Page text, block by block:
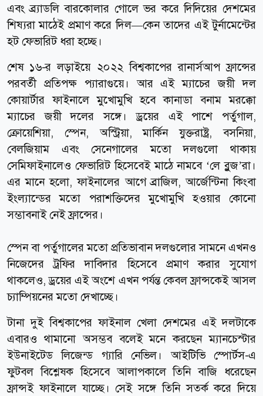
এবং ব্র্যাডলি বারকোলার গোলে ভর করে দিদিয়ের দেশমের
শিষ্যরা মাঠেই প্রমাণ করে দিল—কেন তাদের এই টুর্নামেন্টের
হট ফেভারিট ধরা হচ্ছে।
শেষ ১৬-র লড়াইয়ে ২০২২ বিশ্বকাপের রানার্সআপ ফ্রান্সের
পরবর্তী প্রতিপক্ষ প্যারাগুয়ে। আর এই ম্যাচের জয়ী দল
কোয়ার্টার ফাইনালে মুখোমুখি হবে কানাডা বনাম মরক্কো
ম্যাচের জয়ী দলের সঙ্গে। ড্রয়ের এই পাশে পর্তুগাল,
ক্রোয়েশিয়া, স্পেন, অস্ট্রিয়া, মার্কিন যুক্তরাষ্ট্র, বসনিয়া,
বেলজিয়াম এবং সেনেগালের মতো দলগুলো থাকায়
সেমিফাইনালেও ফেভারিট হিসেবেই মাঠে নামবে ‘লে ব্লুজ’রা।
এর মানে হলো, ফাইনালের আগে ব্রাজিল, আর্জেন্টিনা কিংবা
ইংল্যান্ডের মতো পরাশক্তিদের মুখোমুখি হওয়ার কোনো
সম্ভাবনাই নেই ফ্রান্সের।
স্পেন বা পর্তুগালের মতো প্রতিভাবান দলগুলোর সামনে এখনও
নিজেদের ট্রফির দাবিদার হিসেবে প্রমাণ করার সুযোগ
থাকলেও, ড্রয়ের এই অংশে এখন পর্যন্ত কেবল ফ্রান্সকেই আসল
চ্যাম্পিয়নের মতো দেখাচ্ছে।
টানা দুই বিশ্বকাপের ফাইনাল খেলা দেশমের এই দলটাকে
এবারও থামানো অসম্ভব বলেই মনে করছেন ম্যানচেস্টার
ইউনাইটেড লিজেন্ড গ্যারি নেভিল। আইটিভি স্পোর্টস-এ
ফুটবল বিশ্লেষক হিসেবে আলাপকালে তিনি বাজি ধরেছেন
ফ্রান্সই ফাইনালে যাচ্ছে। সেই সঙ্গে তিনি সতর্ক করে দিয়ে